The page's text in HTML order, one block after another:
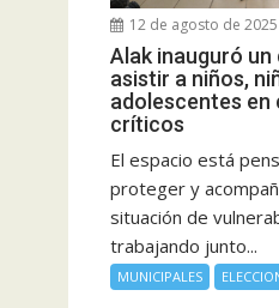
12 de agosto de 2025
Alak inauguró
asistir a niños,
adolescentes
críticos
El espacio está
proteger y
situación de
trabajando junto...
MUNICIPALES